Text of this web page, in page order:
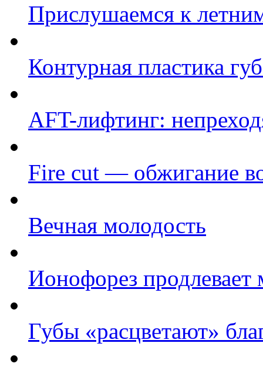
Прислушаемся к
Контурная пластика
AFT-лифтинг:
Fire cut — обжигание
Вечная молодость
Ионофорез продлевает
Губы «расцветают»